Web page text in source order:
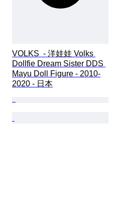
VOLKS  - 洋娃娃 Volks
Dollfie Dream Sister DDS
Mayu Doll Figure - 2010-
2020 - 日本